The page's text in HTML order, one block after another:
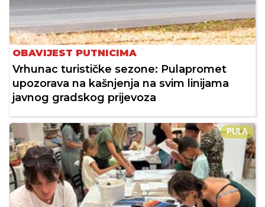
OBAVIJEST PUTNICIMA
Vrhunac turističke sezone: Pulapromet
upozorava na kašnjenja na svim linijama
javnog gradskog prijevoza
PULA